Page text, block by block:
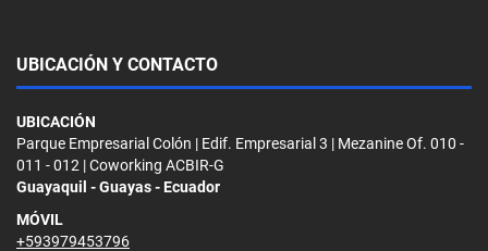
UBICACIÓN Y CONTACTO
UBICACIÓN
Parque Empresarial Colón | Edif. Empresarial 3 | Mezanine Of. 010 -
011 - 012 | Coworking ACBIR-G
Guayaquil - Guayas - Ecuador
MÓVIL
+593979453796